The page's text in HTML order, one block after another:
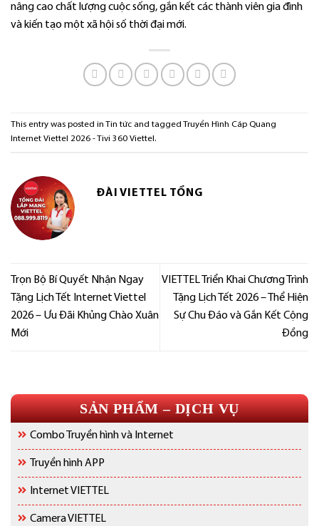
SẢN PHẨM – DỊCH VỤ
Combo Truyền hình và Internet
Truyền hình APP
Internet VIETTEL
Camera VIETTEL
nâng cao chất lượng cuộc sống, gắn kết các thành viên gia đình
và kiến tạo một xã hội số thời đại mới.
This entry was posted in Tin tức and tagged Truyền Hình Cáp Quang
Internet Viettel 2026 - Tivi 360 Viettel .
ĐÀI VIETTEL TỔNG
Trọn Bộ Bí Quyết Nhận Ngay
Tặng Lịch Tết Internet Viettel
2026 – Ưu Đãi Khủng Chào Xuân
Mới
VIETTEL Triển Khai Chương Trình
Tặng Lịch Tết 2026 – Thể Hiện
Sự Chu Đáo và Gắn Kết Cộng
Đồng